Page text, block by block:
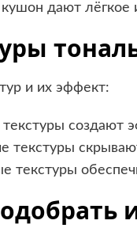
кушон дают
и их эффект:
текстуры создают
текстуры
текстуры